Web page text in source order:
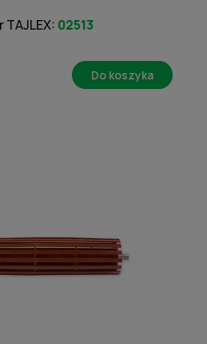
TAJLEX: 02513
Do koszyka